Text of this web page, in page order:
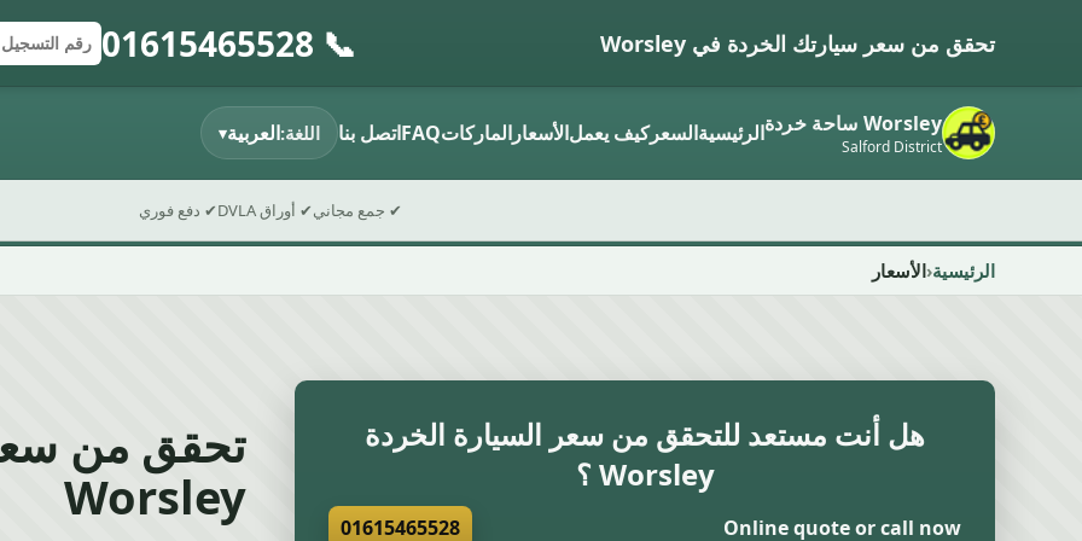
تحقق من سعر سيارتك الخردة في Worsley 📞 01615465528 رقم التسجيل
الرمز البريدي
إرسال النموذج
Worsley ساحة خردة
Salford District الرئيسيةالسعركيف يعملالأسعارالماركاتFAQاتصل بنا اللغة:العربية▾
✔ جمع مجاني✔ أوراق DVLA ✔ دفع فوري
الرئيسية الأسعار
هل أنت مستعد للتحقق من سعر السيارة الخردة
Worsley ؟
Online quote or call now
01615465528
تحقق من
Worsley